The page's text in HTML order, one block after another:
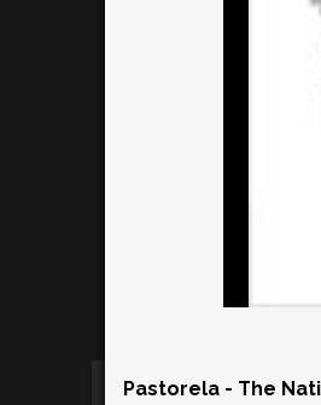
Pastorela - The